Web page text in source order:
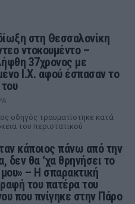
στη Θεσσαλονίκη
ντοκουμέντο –
37χρονος με
Ι.Χ. αφού έσπασαν το
οδηγός τραυματίστηκε κατά
του περιστατικού
κάποιος πάνω από την
δεν θα ‘χα θρηνήσει το
μου» – Η σπαρακτική
του πατέρα του
που πνίγηκε στην Πάρο